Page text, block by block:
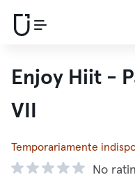
Enjoy Hiit -
VII
Temporariamente
No